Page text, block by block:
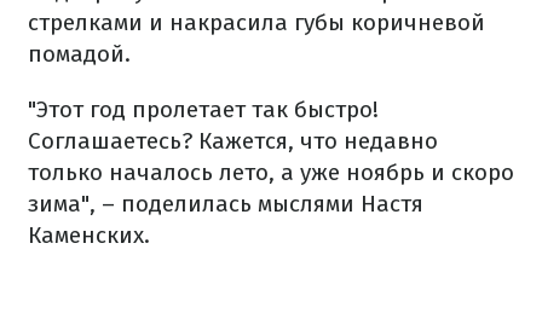
стрелками и накрасила губы коричневой
помадой.
"Этот год пролетает так быстро!
Соглашаетесь? Кажется, что недавно
только началось лето, а уже ноябрь и скоро
зима", – поделилась мыслями Настя
Каменских.